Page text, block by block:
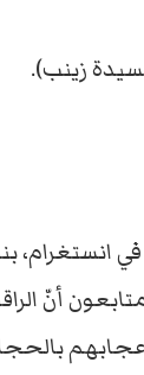
زينب).
انستغرام،
أنّ